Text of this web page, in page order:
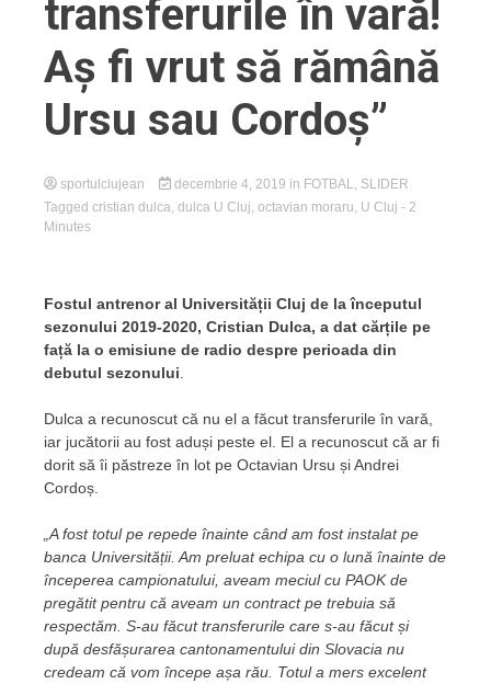
transferurile în vară!
Aș fi vrut să rămână
Ursu sau Cordoș”
sportulclujean decembrie 4, 2019 in FOTBAL
SLIDER
Tagged cristian dulca dulca U Cluj octavian moraru U Cluj - 2
Minutes
Fostul antrenor al Universității Cluj de la începutul
sezonului 2019-2020, Cristian Dulca, a dat cărțile pe
față la o emisiune de radio despre perioada din
debutul sezonului
Dulca a recunoscut că nu el a făcut transferurile în vară,
iar jucătorii au fost aduși peste el. El a recunoscut că ar fi
dorit să îi păstreze în lot pe Octavian Ursu și Andrei
Cordoș.
„A fost totul pe repede înainte când am fost instalat pe
banca Universității. Am preluat echipa cu o lună înainte de
începerea campionatului, aveam meciul cu PAOK de
pregătit pentru că aveam un contract pe trebuia să
respectăm. S-au făcut transferurile care s-au făcut și
după desfășurarea cantonamentului din Slovacia nu
credeam că vom începe așa rău. Totul a mers excelent